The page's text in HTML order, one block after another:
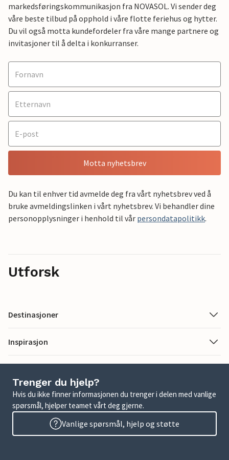
markedsføringskommunikasjon fra NOVASOL. Vi sender deg
våre beste tilbud på opphold i våre flotte feriehus og hytter.
Du vil også motta kundefordeler fra våre mange partnere og
invitasjoner til å delta i konkurranser.
Motta nyhetsbrev
Du kan til enhver tid avmelde deg fra vårt nyhetsbrev ved å
bruke avmeldingslinken i vårt nyhetsbrev. Vi behandler dine
personopplysninger i henhold til vår persondatapolitikk.
Utforsk
Destinasjoner
Inspirasjon
Trenger du hjelp?
Hvis du ikke finner informasjonen du trenger i delen med vanlige
spørsmål, hjelper teamet vårt deg gjerne.
Vanlige spørsmål, hjelp og støtte